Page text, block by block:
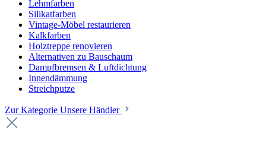
Lehmfarben
Silikatfarben
Vintage-Möbel restaurieren
Kalkfarben
Holztreppe renovieren
Alternativen zu Bauschaum
Dampfbremsen & Luftdichtung
Innendämmung
Streichputze
Zur Kategorie Unsere Händler